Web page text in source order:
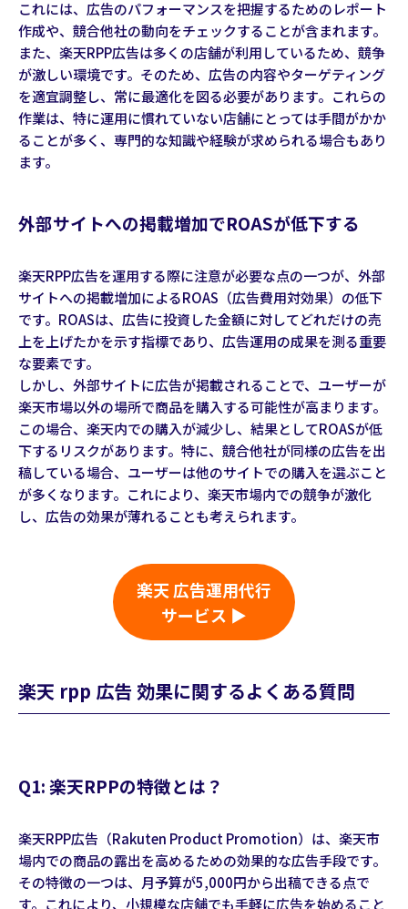
これには、広告のパフォーマンスを把握するためのレポート
作成や、競合他社の動向をチェックすることが含まれます。
また、楽天RPP広告は多くの店舗が利用しているため、競争
が激しい環境です。そのため、広告の内容やターゲティング
を適宜調整し、常に最適化を図る必要があります。これらの
作業は、特に運用に慣れていない店舗にとっては手間がかか
ることが多く、専門的な知識や経験が求められる場合もあり
ます。
外部サイトへの掲載増加でROASが低下する
楽天RPP広告を運用する際に注意が必要な点の一つが、外部
サイトへの掲載増加によるROAS（広告費用対効果）の低下
です。ROASは、広告に投資した金額に対してどれだけの売
上を上げたかを示す指標であり、広告運用の成果を測る重要
な要素です。
しかし、外部サイトに広告が掲載されることで、ユーザーが
楽天市場以外の場所で商品を購入する可能性が高まります。
この場合、楽天内での購入が減少し、結果としてROASが低
下するリスクがあります。特に、競合他社が同様の広告を出
稿している場合、ユーザーは他のサイトでの購入を選ぶこと
が多くなります。これにより、楽天市場内での競争が激化
し、広告の効果が薄れることも考えられます。
楽天 広告運用代行
サービス ▶
楽天 rpp 広告 効果に関するよくある質問
Q1: 楽天RPPの特徴とは？
楽天RPP広告（Rakuten Product Promotion）は、楽天市
場内での商品の露出を高めるための効果的な広告手段です。
その特徴の一つは、月予算が5,000円から出稿できる点で
す。これにより、小規模な店舗でも手軽に広告を始めること